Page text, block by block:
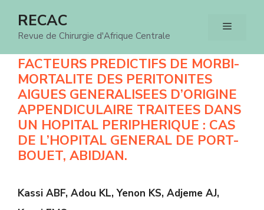
RECAC
Revue de Chirurgie d'Afrique Centrale
Menu
FACTEURS PREDICTIFS DE MORBI-
MORTALITE DES PERITONITES
AIGUES GENERALISEES D’ORIGINE
APPENDICULAIRE TRAITEES DANS
UN HOPITAL PERIPHERIQUE : CAS
DE L’HOPITAL GENERAL DE PORT-
BOUET, ABIDJAN.
Kassi ABF, Adou KL, Yenon KS, Adjeme AJ,